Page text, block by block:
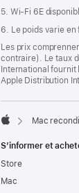
5. Wi-Fi 6E
6. Le poids varie en
Les prix
contraire). Le taux
International
Apple Distribution
Mac
S’informer et
Store
Mac